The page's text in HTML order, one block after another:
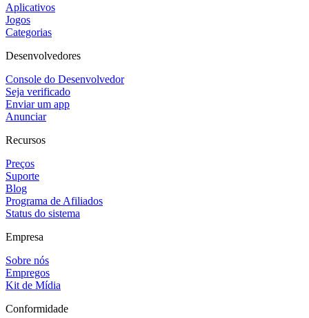
Aplicativos
Jogos
Categorias
Desenvolvedores
Console do Desenvolvedor
Seja verificado
Enviar um app
Anunciar
Recursos
Preços
Suporte
Blog
Programa de Afiliados
Status do sistema
Empresa
Sobre nós
Empregos
Kit de Mídia
Conformidade